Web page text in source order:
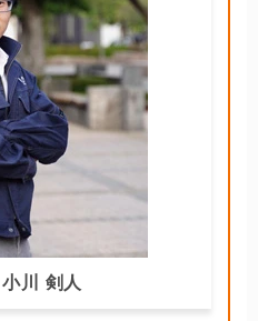
小川 剣人